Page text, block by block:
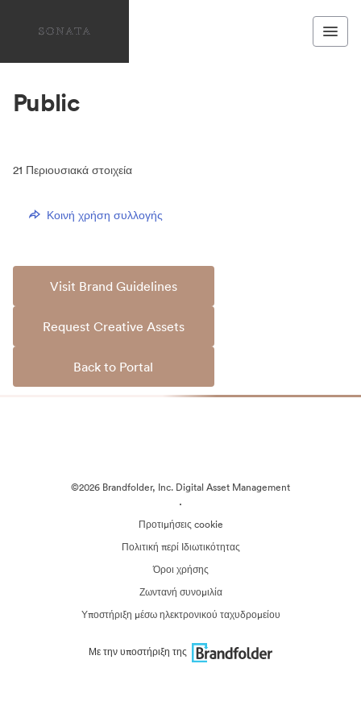
Public
21 Περιουσιακά στοιχεία
Κοινή χρήση συλλογής
Visit Brand Guidelines
Request Creative Assets
Back to Portal
©2026 Brandfolder, Inc. Digital Asset Management
·
Προτιμήσεις cookie
Πολιτική περί Ιδιωτικότητας
Όροι χρήσης
Ζωντανή συνομιλία
Υποστήριξη μέσω ηλεκτρονικού ταχυδρομείου
Με την υποστήριξη της